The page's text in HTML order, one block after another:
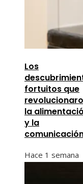
Los
fortuitos que
la
y la
Hace 1 semana